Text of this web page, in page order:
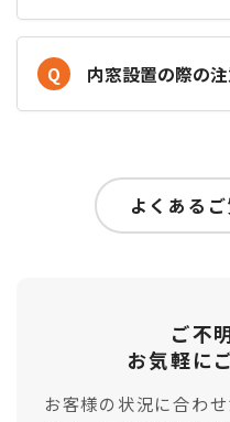
Q 内窓設置の際の
よくある
ご不
お気軽に
お客様の状況に合わ